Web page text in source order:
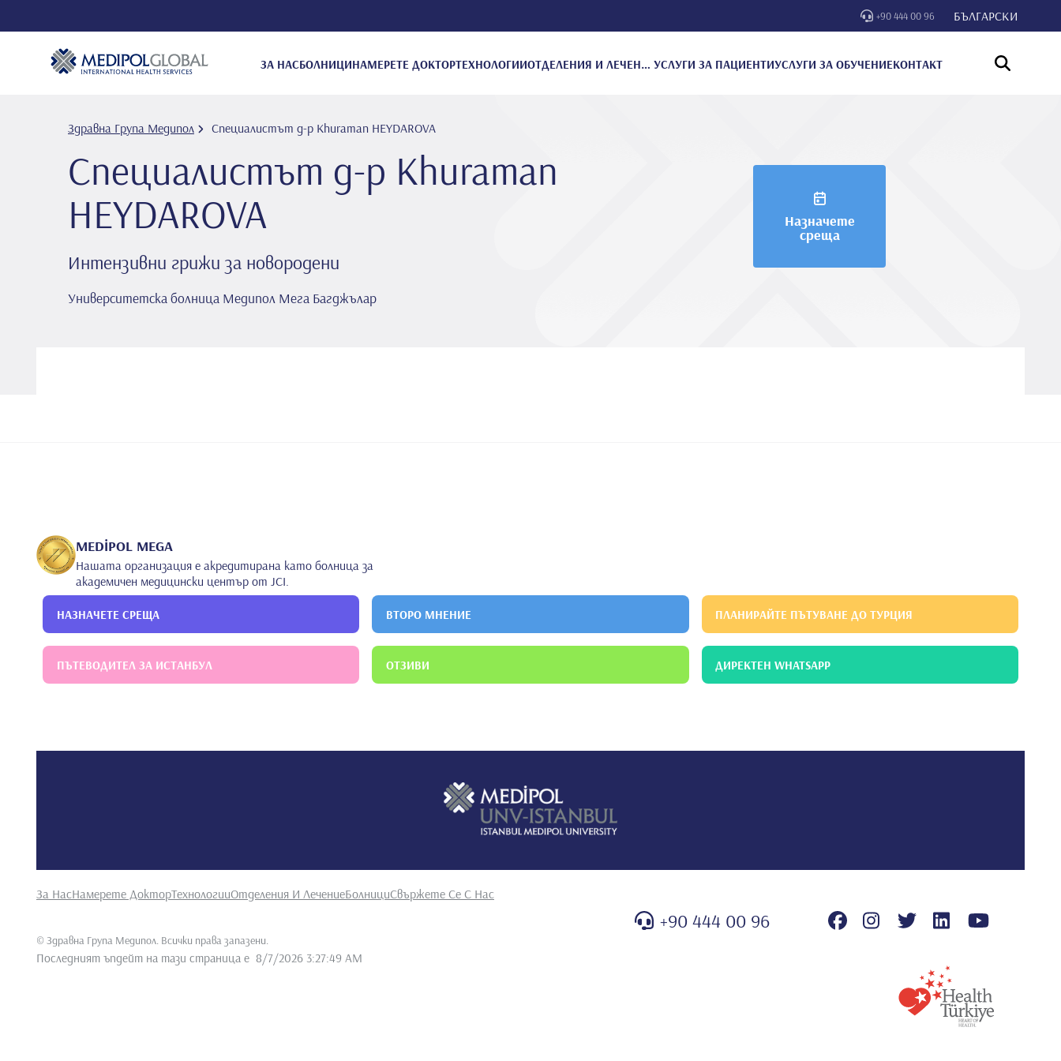
+90 444 00 96 БЪЛГАРСКИ
ЗА НАСБОЛНИЦИНАМЕРЕТЕ ДОКТОРТЕХНОЛОГИИ ОТДЕЛЕНИЯ И ЛЕЧЕНИЕ УСЛУГИ ЗА ПАЦИЕНТИУСЛУГИ ЗА ОБУЧЕНИЕКОНТАКТ
Здравна Група Медипол Специалистът д-р Khuraman HEYDAROVA
Специалистът д-р Khuraman
HEYDAROVA
Интензивни грижи за новородени
Университетска болница Медипол Мега Багджълар
Назначете
среща
MEDİPOL MEGA
Нашата организация е акредитирана като болница за
академичен медицински център от JCI.
НАЗНАЧЕТЕ СРЕЩА ВТОРО МНЕНИЕ ПЛАНИРАЙТЕ ПЪТУВАНЕ ДО ТУРЦИЯ
ПЪТЕВОДИТЕЛ ЗА ИСТАНБУЛ ОТЗИВИ ДИРЕКТЕН WHATSAPP
За НасНамерете ДокторТехнологииОтделения И ЛечениеБолнициСвържете Се С Нас
© Здравна Група Медипол. Всички права запазени.
Последният ъпдейт на тази страница е 8/7/2026 3:27:49 AM
+90 444 00 96